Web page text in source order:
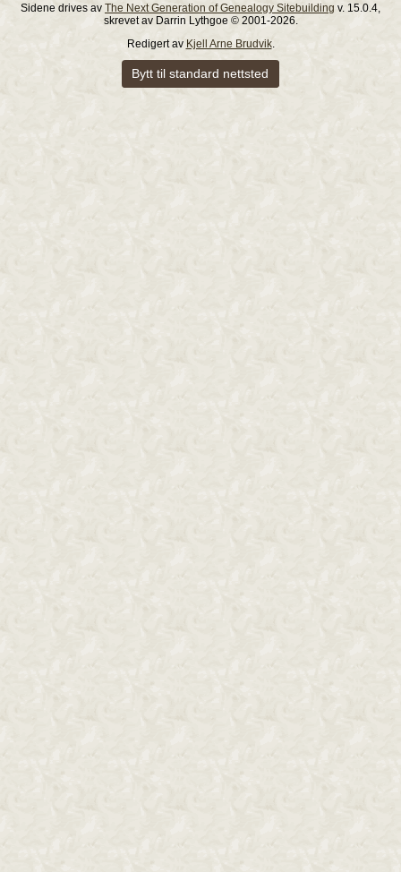
Sidene drives av The Next Generation of Genealogy Sitebuilding v. 15.0.4,
skrevet av Darrin Lythgoe © 2001-2026.
Redigert av Kjell Arne Brudvik.
Bytt til standard nettsted